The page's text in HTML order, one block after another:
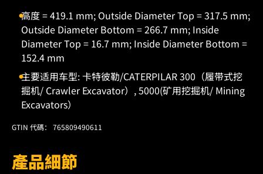
高度 = 419.1 mm; Outside Diameter Top = 317.5 mm;
Outside Diameter Bottom = 266.7 mm; Inside
Diameter Top = 16.7 mm; Inside Diameter Bottom =
152.4 mm
主要适用车型: 卡特彼勒/CATERPILAR 300（履带式挖
掘机/ Crawler Excavator）, 5000(矿用挖掘机/ Mining
Excavators）
GTIN 代碼： 765809490611
產品細節